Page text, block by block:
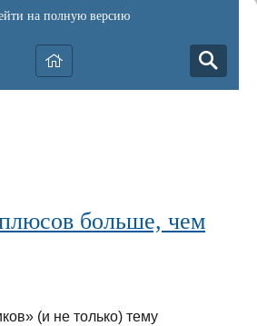
на полную версию
больше, чем
(и не только) тему